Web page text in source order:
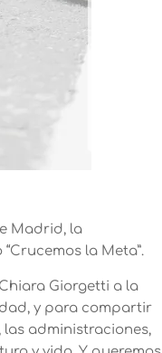
Madrid, la
la Meta”.
Giorgetti a la
y para compartir
las administraciones,